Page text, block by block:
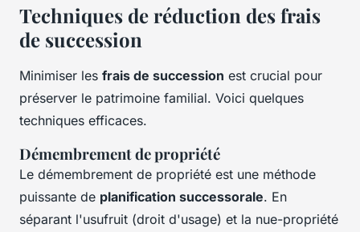
Techniques de réduction des frais
de succession
Minimiser les frais de succession est crucial pour
préserver le patrimoine familial. Voici quelques
techniques efficaces.
Démembrement de propriété
Le démembrement de propriété est une méthode
puissante de planification successorale. En
séparant l'usufruit (droit d'usage) et la nue-propriété